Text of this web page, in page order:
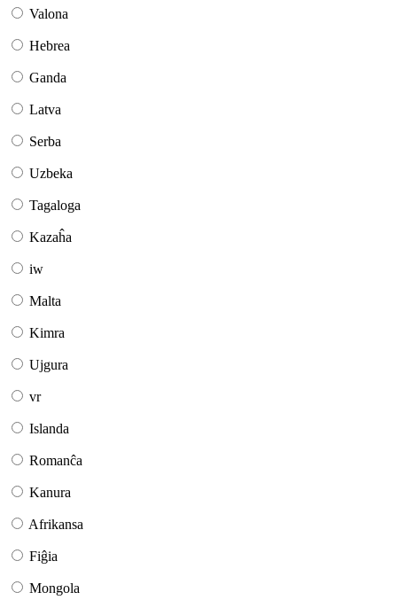
Valona
Hebrea
Ganda
Latva
Serba
Uzbeka
Tagaloga
Kazaĥa
iw
Malta
Kimra
Ujgura
vr
Islanda
Romanĉa
Kanura
Afrikansa
Fiĝia
Mongola